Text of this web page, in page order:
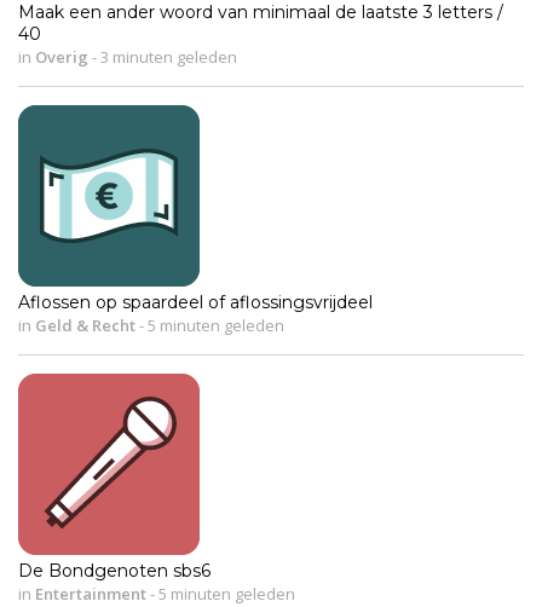
Maak een ander woord van minimaal de laatste 3 letters /
40
in Overig -3 minuten geleden
Aflossen op spaardeel of aflossingsvrijdeel
in Geld & Recht-5 minuten geleden
De Bondgenoten sbs6
in Entertainment-5 minuten geleden